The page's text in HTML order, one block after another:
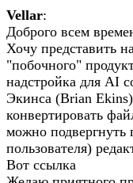
Vellar:
Доброго всем
Хочу представить
"побочного"
надстройка для AI
Экинса (Brian
конвертировать
можно подвергнуть
пользователя)
Вот ссылка